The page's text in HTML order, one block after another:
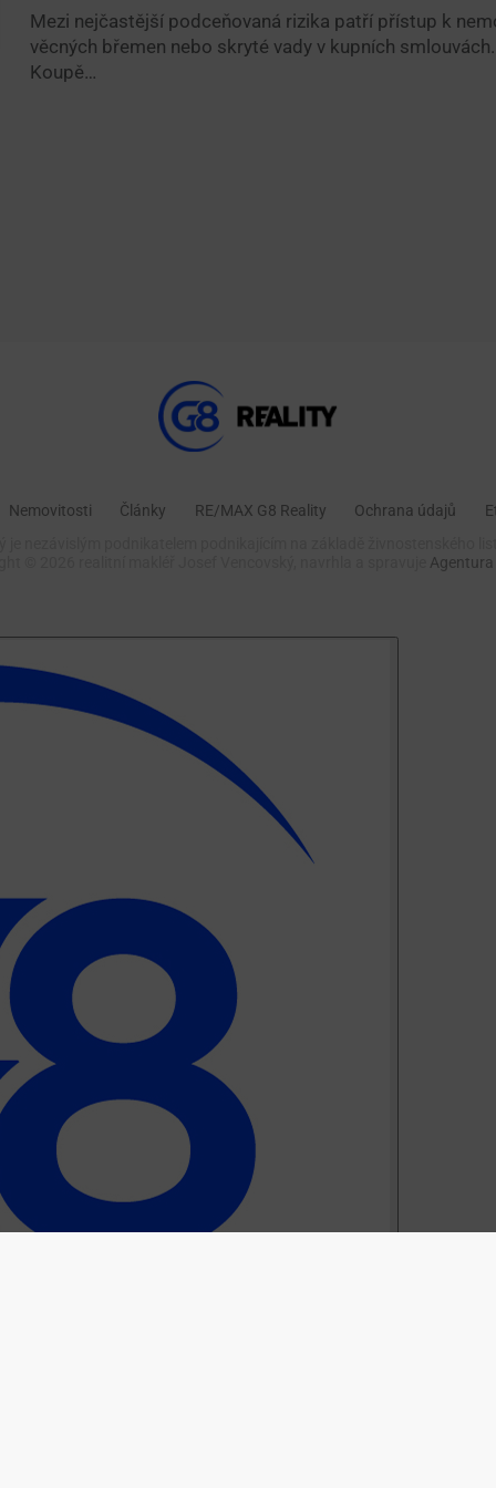
Mezi nejčastější podceňovaná rizika patří přístup k
věcných břemen nebo skryté vady v kupních
Koupě…
Nemovitosti Články RE/MAX G8 Reality Ochrana údajů